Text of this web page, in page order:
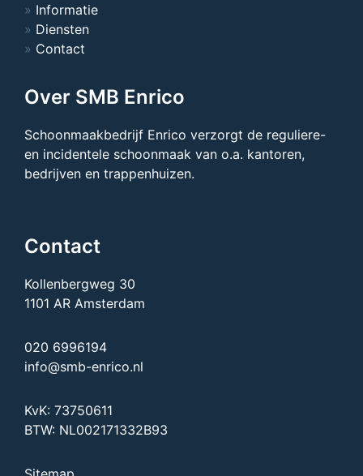
Informatie
Diensten
Contact
Over SMB Enrico
Schoonmaakbedrijf Enrico verzorgt de reguliere-
en incidentele schoonmaak van o.a. kantoren,
bedrijven en trappenhuizen.
Contact
Kollenbergweg 30
1101 AR Amsterdam
020 6996194
info@smb-enrico.nl
KvK: 73750611
BTW: NL002171332B93